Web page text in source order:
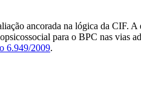
ancorada na lógica da CIF.
para o BPC nas vias
6.949/2009.